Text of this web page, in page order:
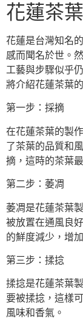
花蓮茶
花蓮是台灣知名
感而聞名於世。
工藝與步驟似乎
將介紹花蓮茶葉
第一步：採摘
在花蓮茶葉的製
了茶葉的品質和
摘，這時的茶葉
第二步：萎凋
萎凋是花蓮茶葉
被放置在通風良
的鮮度減少，增
第三步：揉捻
揉捻是花蓮茶葉
要被揉捻，這樣
風味和香氣。